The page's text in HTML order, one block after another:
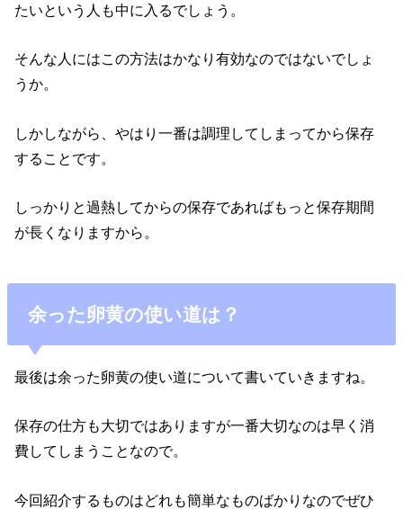
たいという人も中に入るでしょう。
そんな人にはこの方法はかなり有効なのではないでしょ
うか。
しかしながら、やはり一番は調理してしまってから保存
することです。
しっかりと過熱してからの保存であればもっと保存期間
が長くなりますから。
余った卵黄の使い道は？
最後は余った卵黄の使い道について書いていきますね。
保存の仕方も大切ではありますが一番大切なのは早く消
費してしまうことなので。
今回紹介するものはどれも簡単なものばかりなのでぜひ